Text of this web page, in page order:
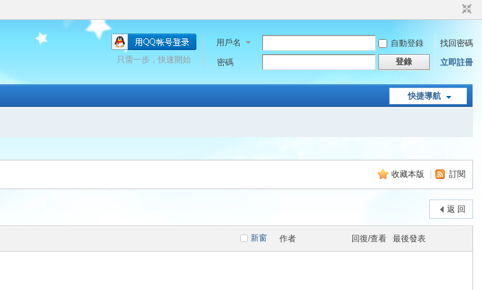
用戶名 自動登錄
找回密碼
密碼
登錄 立即註冊
只需一步，快速開始
快捷導航
收藏本版 訂閱
返 回
新窗 作者 回復/查看 最後發表